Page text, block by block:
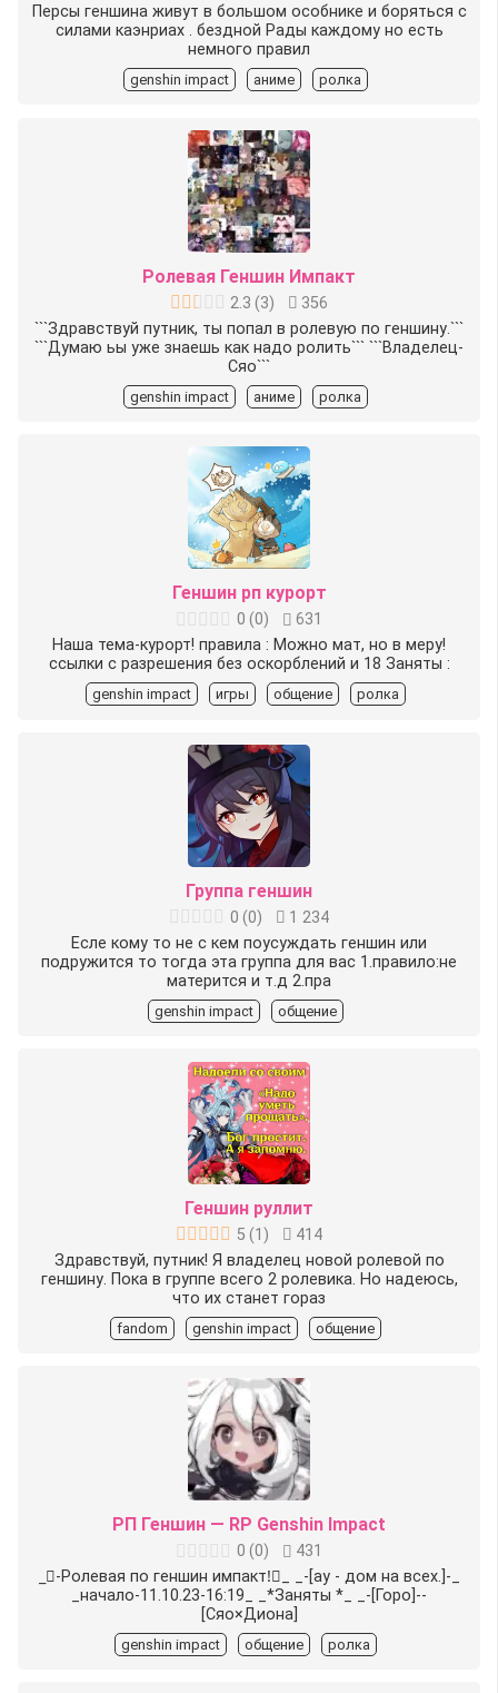
Персы геншина живут в большом особнике и боряться с
силами каэнриах . бездной Рады каждому но есть
немного правил
genshin impact аниме ролка
Ролевая Геншин Импакт
2.3 (3)
356
```Здравствуй путник, ты попал в ролевую по геншину.```
```Думаю ьы уже знаешь как надо ролить``` ```Владелец-
Сяо```
genshin impact аниме ролка
Геншин рп курорт
0 (0)
631
️Наша тема-курорт! правила : ️Можно мат, но в меру!
ссылки с разрешения ️без оскорблений и 18 Заняты :
genshin impact игры общение ролка
Группа геншин
0 (0)
1 234
Есле кому то не с кем поусуждать геншин или
подружится то тогда эта группа для вас 1.правило:не
матерится и т.д 2.пра
genshin impact общение
Геншин руллит
5 (1 )
414
Здравствуй, путник! Я владелец новой ролевой по
геншину. Пока в группе всего 2 ролевика. Но надеюсь,
что их станет гораз
fandom genshin impact общение
РП Геншин — RP Genshin Impact
0 (0)
431
_⃞-Ролевая по геншин импакт!⃝_ _-[ау - дом на всех.]-_
_начало-11.10.23-16:19_ _*Заняты *_ _-[Горо]--
[Сяо×Диона]
genshin impact общение ролка